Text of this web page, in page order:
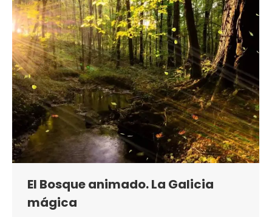
El Bosque animado. La Galicia
mágica